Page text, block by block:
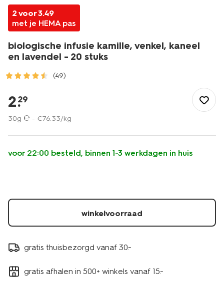
2 voor 3.49
met je HEMA pas
biologische infusie kamille, venkel, kaneel
en lavendel - 20 stuks
(49)
drinken/thee/biologische-
infusie-
kamille-
kaneel-
lavendel-
17190309.html
2.
29
30g ℮ - €76.33/kg
voor 22:00 besteld, binnen 1-3 werkdagen in huis
winkelvoorraad
gratis thuisbezorgd vanaf 30.-
gratis afhalen in 500+ winkels vanaf 15.-